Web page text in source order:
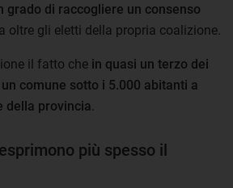
grado di raccogliere un consenso
oltre gli eletti della propria coalizione.
il fatto che in quasi un terzo dei
comune sotto i 5.000 abitanti a
della provincia
più spesso il